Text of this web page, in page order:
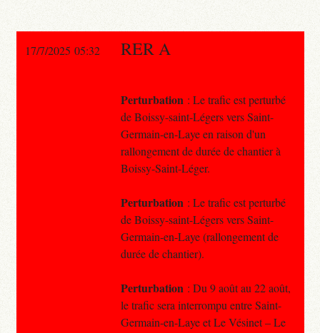
17/7/2025 05:32 RER A
Perturbation : Le trafic est perturbé
de Boissy-saint-Légers vers Saint-
Germain-en-Laye en raison d'un
rallongement de durée de chantier à
Boissy-Saint-Léger.
Perturbation : Le trafic est perturbé
de Boissy-saint-Légers vers Saint-
Germain-en-Laye (rallongement de
durée de chantier).
Perturbation : Du 9 août au 22 août,
le trafic sera interrompu entre Saint-
Germain-en-Laye et Le Vésinet – Le